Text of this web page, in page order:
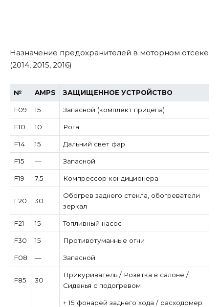
Назначение предохранителей в моторном отсеке
(2014, 2015, 2016)
№ AMPS ЗАЩИЩЕННОЕ УСТРОЙСТВО
F09 15 Запасной (комплект прицепа)
F10 10 Рога
F14 15 Дальний свет фар
F15 — Запасной
F19 7,5 Компрессор кондиционера
F20 30
Обогрев заднего стекла, обогреватели
зеркал
F21 15 Топливный насос
F30 15 Противотуманные огни
F08 — Запасной
F85 30
Прикуриватель / Розетка в салоне /
Сиденья с подогревом
+ 15 фонарей заднего хода / расходомер